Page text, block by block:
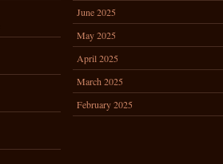
June 2025
May 2025
April 2025
March 2025
February 2025